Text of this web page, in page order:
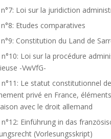
n°7: Loi sur la juridiction
n°8: Etudes comparatives
n°9: Constitution du Land de
n°10: Loi sur la procédure
-VwVfG-
n°11: Le statut constitutionnel de
privé en France,
avec le droit allemand
n°12: Einführung in das
(Vorlesungsskript)